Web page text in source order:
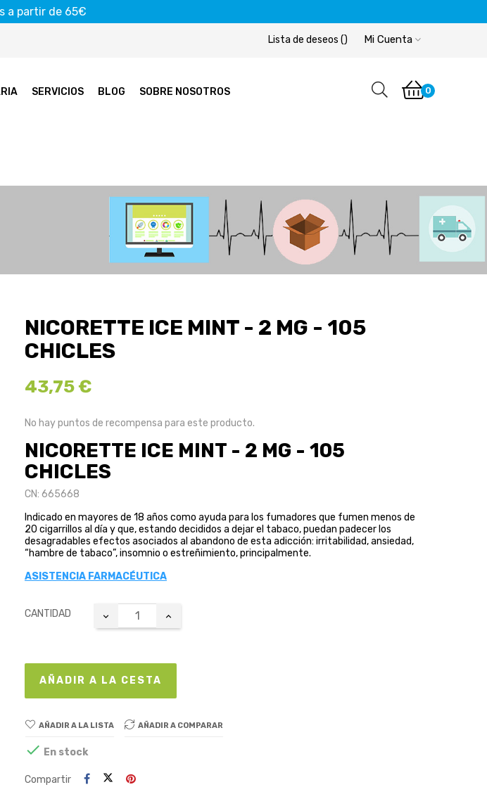
a partir de 65€
Mi Cuenta
Lista de deseos ()
SERVICIOS BLOG SOBRE NOSOTROS 0
NICORETTE ICE MINT - 2 MG - 105
CHICLES
43,75 €
No hay puntos de recompensa para este producto.
NICORETTE ICE MINT - 2 MG - 105
CHICLES
CN: 665668
Indicado en mayores de 18 años como ayuda para los fumadores que fumen menos de
20 cigarrillos al día y que, estando decididos a dejar el tabaco, puedan padecer los
desagradables efectos asociados al abandono de esta adicción: irritabilidad, ansiedad,
“hambre de tabaco”, insomnio o estreñimiento, principalmente.
ASISTENCIA FARMACÉUTICA
CANTIDAD
AÑADIR A LA CESTA
AÑADIR A LA LISTA AÑADIR A COMPARAR
 En stock
Compartir